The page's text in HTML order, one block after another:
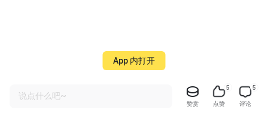
说点什么吧~
赞赏
5
点赞
5
评论
App 内打开